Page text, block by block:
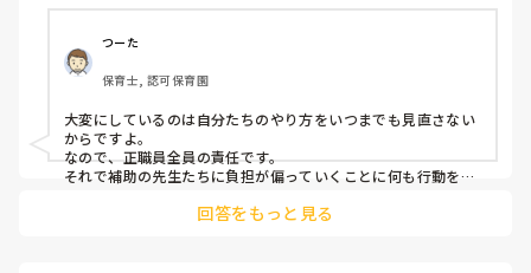
て欲しい」と言われて出来ません。また、会議などの都合で
休憩に行けない時夕方余裕で行けるぐらい職員が足りてるの
に「いて欲しい」と言って行かせてくれない割にはその人は
平気で行きます。
他の先生は「行ってください、行ってください！」と言って
くれるのに担任がいかせてくれず、、、
前に主任や園長から担任の先生は行事の準備や書類で大変だ
からと言って2,3ヶ月幼児の担任は夕方子どもを一切見ずに
のが早く余裕はありますが2人ほど毎日一切子どもを見ずに
つーた
保育士, 認可保育園
大変にしているのは自分たちのやり方をいつまでも見直さない
からですよ。
なので、正職員全員の責任です。
それで補助の先生たちに負担が偏っていくことに何も行動を起
回答をもっと見る